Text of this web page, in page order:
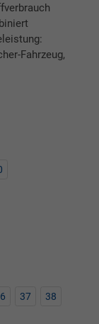
Fahrzeug,
37 38